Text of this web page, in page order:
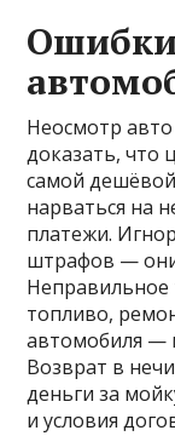
Неосмотр
доказать, что
самой
нарваться на
платежи.
штрафов —
Неправильное
топливо,
автомобиля —
Возврат в
деньги за
и условия